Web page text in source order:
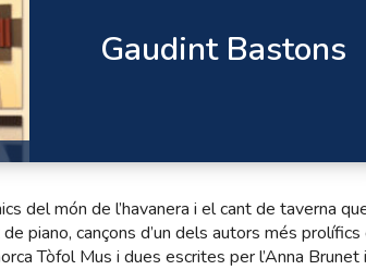
Gaudint Bastons
del món de l’havanera i el cant de taverna
piano, cançons d’un dels autors més
Tòfol Mus i dues escrites per l’Anna Brunet i